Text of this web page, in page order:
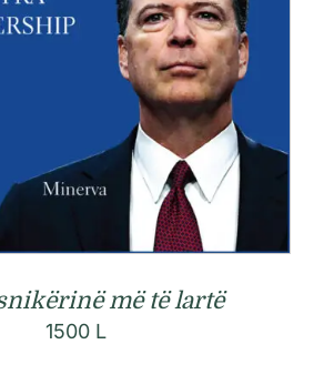
më të lartë
1500 L